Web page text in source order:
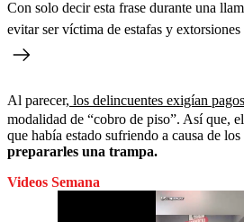
Con solo decir esta frase durante una
evitar ser víctima de estafas y extorsiones
Al parecer, los delincuentes exigían
modalidad de “cobro de piso”. Así que,
que había estado sufriendo a causa de
prepararles una trampa.
Videos Semana